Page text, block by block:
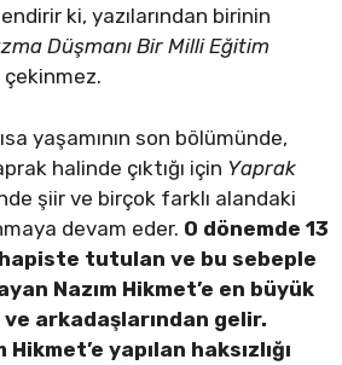
ki, yazılarından birinin
Düşmanı Bir Milli Eğitim
yaşamının son bölümünde,
halinde çıktığı için Yaprak
şiir ve birçok farklı alandaki
devam eder. O dönemde 13
hapiste tutulan ve bu sebeple
Nazım Hikmet’e en büyük
arkadaşlarından gelir.
yapılan haksızlığı